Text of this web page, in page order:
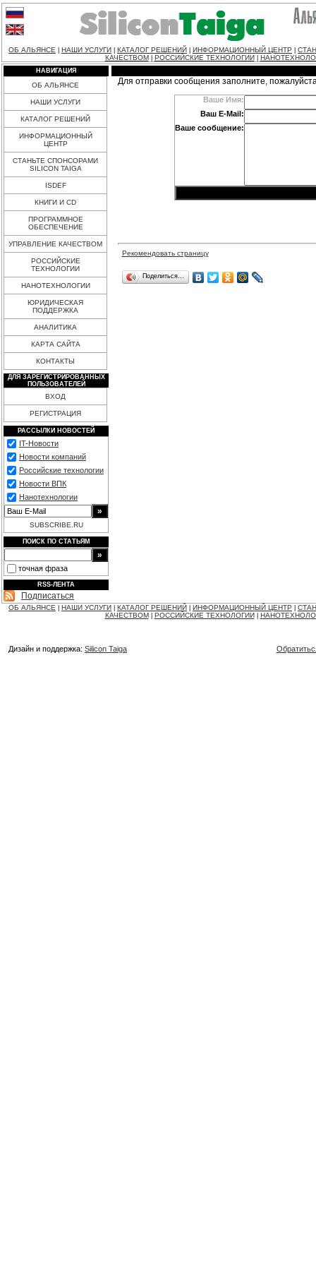
ОБ АЛЬЯНСЕ НАШИ УСЛУГИ КАТАЛОГ РЕШЕНИЙ ИНФОРМАЦИОННЫЙ ЦЕНТР
КАЧЕСТВОМ
РОССИЙСКИЕ ТЕХНОЛОГИИ
НАВИГАЦИЯ
ОБ АЛЬЯНСЕ
НАШИ УСЛУГИ
КАТАЛОГ РЕШЕНИЙ
ИНФОРМАЦИОННЫЙ
ЦЕНТР
СТАНЬТЕ СПОНСОРАМИ
SILICON TAIGA
ISDEF
КНИГИ И CD
ПРОГРАММНОЕ
ОБЕСПЕЧЕНИЕ
УПРАВЛЕНИЕ КАЧЕСТВОМ
РОССИЙСКИЕ
ТЕХНОЛОГИИ
НАНОТЕХНОЛОГИИ
ЮРИДИЧЕСКАЯ
ПОДДЕРЖКА
АНАЛИТИКА
КАРТА САЙТА
КОНТАКТЫ
ДЛЯ ЗАРЕГИСТРИРОВАННЫХ
ПОЛЬЗОВАТЕЛЕЙ
ВХОД
РЕГИСТРАЦИЯ
РАССЫЛКИ НОВОСТЕЙ
IT-Новости
Новости компаний
Российские технологии
Новости ВПК
Нанотехнологии
SUBSCRIBE.RU
ПОИСК ПО СТАТЬЯМ
точная фраза
RSS-ЛЕНТА
Подписаться
Для отправки сообщения заполните,
Ваше Имя:
Ваш E-Mail:
Ваше сообщение:
Рекомендовать страницу
Поделиться…
ОБ АЛЬЯНСЕ НАШИ УСЛУГИ КАТАЛОГ РЕШЕНИЙ ИНФОРМАЦИОННЫЙ ЦЕНТР
КАЧЕСТВОМ
РОССИЙСКИЕ ТЕХНОЛОГИИ
Дизайн и поддержка: Silicon Taiga